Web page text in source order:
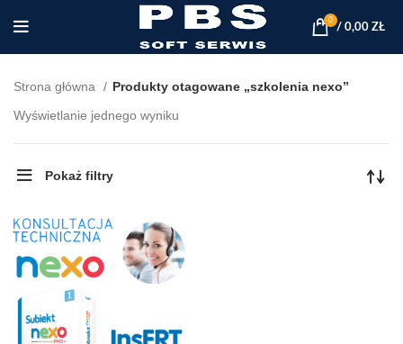
0
/ 0,00 ZŁ
Strona główna
Produkty otagowane „szkolenia nexo”
Wyświetlanie jednego wyniku
Pokaż filtry